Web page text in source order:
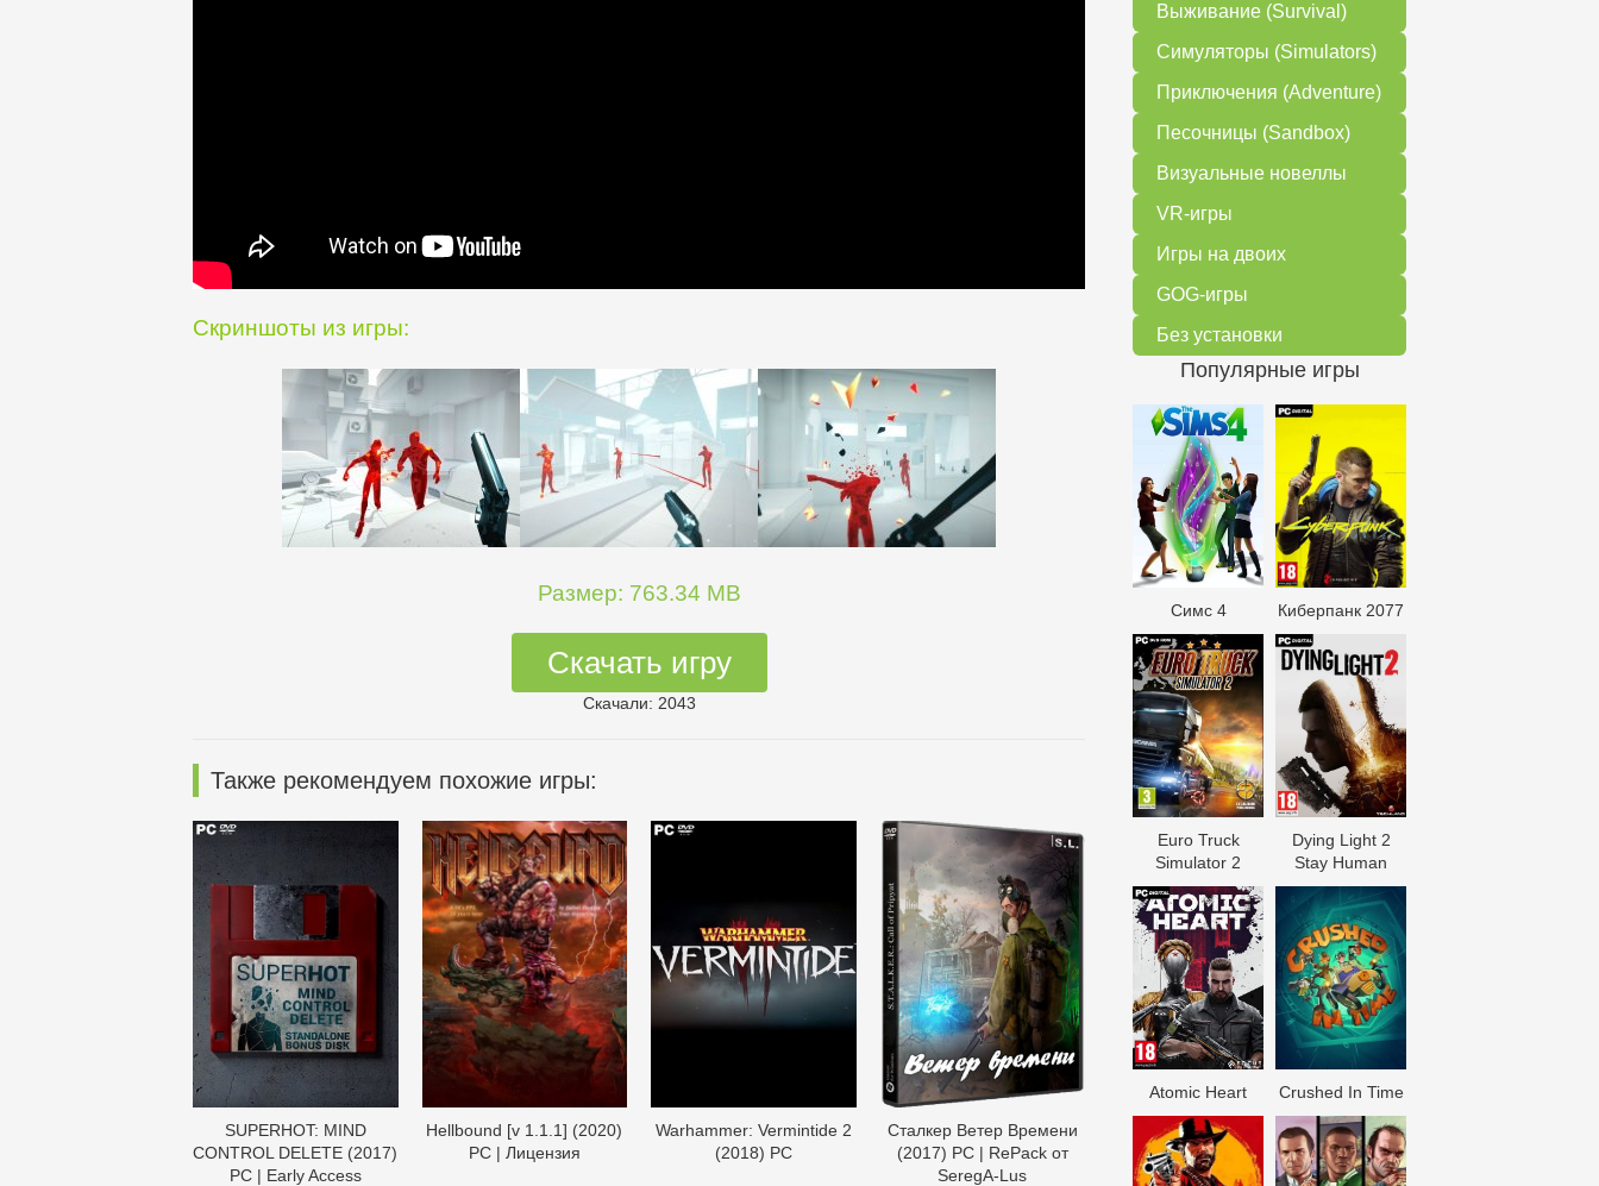
Скриншоты из игры:
Размер: 763.34 MB
Скачать игру
Скачали: 2043
Также рекомендуем похожие игры:
SUPERHOT: MIND
CONTROL DELETE (2017)
PC | Early Access
Hellbound [v 1.1.1] (2020)
PC | Лицензия
Warhammer: Vermintide 2
(2018) PC
Сталкер Ветер Времени
(2017) PC | RePack от
SeregA-Lus
Выживание (Survival)
Симуляторы (Simulators)
Приключения (Adventure)
Песочницы (Sandbox)
Визуальные новеллы
VR-игры
Игры на двоих
GOG-игры
Без установки
Популярные игры
Симс 4 Киберпанк 2077
Euro Truck
Simulator 2
Dying Light 2
Stay Human
Atomic Heart Crushed In Time